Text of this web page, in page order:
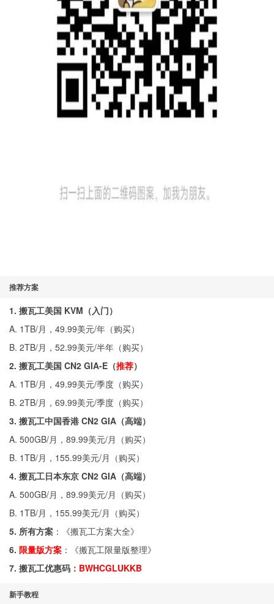
推荐方案
1. 搬瓦工美国 KVM（入门）
A. 1TB/月，49.99美元/年（购买）
B. 2TB/月，52.99美元/半年（购买）
2. 搬瓦工美国 CN2 GIA-E（推荐）
A. 1TB/月，49.99美元/季度（购买）
B. 2TB/月，69.99美元/季度（购买）
3. 搬瓦工中国香港 CN2 GIA（高端）
A. 500GB/月，89.99美元/月（购买）
B. 1TB/月，155.99美元/月（购买）
4. 搬瓦工日本东京 CN2 GIA（高端）
A. 500GB/月，89.99美元/月（购买）
B. 1TB/月，155.99美元/月（购买）
5. 所有方案 ：《搬瓦工方案大全》
6. 限量版方案 ：《搬瓦工限量版整理》
7. 搬瓦工优惠码： BWHCGLUKKB
新手教程